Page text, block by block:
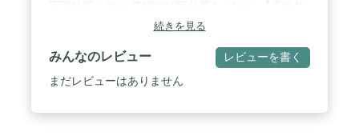
イズ】14cm×8cm×6cm 【重 量】約170g / 【メーカ
ー】oxtos(オクトス) 【生産国】日本
続きを見る
みんなのレビュー レビューを書く
まだレビューはありません